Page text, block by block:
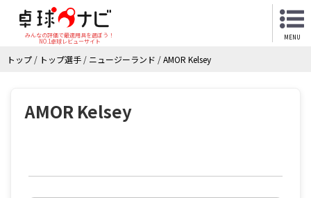
みんなの評価で最適用具を選ぼう！
NO.1卓球レビューサイト
MENU
トップ / トップ選手 / ニュージーランド /AMOR Kelsey
AMOR Kelsey